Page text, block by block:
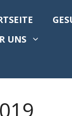
UNS